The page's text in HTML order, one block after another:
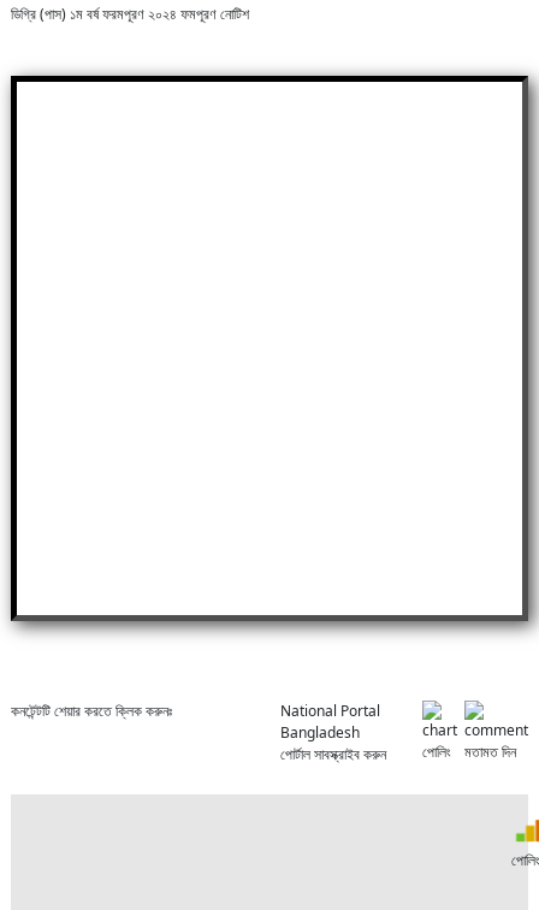
ডিগ্রি (পাস) ১ম বর্ষ ফরমপূরণ ২০২৪ ফমপূরণ নোটিশ
কনটেন্টটি শেয়ার করতে ক্লিক করুনঃ
National Portal
Bangladesh
পোর্টাল সাবস্ক্রাইব করুন
পোলিং মতামত দিন
পোলিং